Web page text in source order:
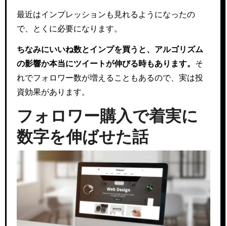
最近はインプレッションも見れるようになったの
で、とくに必要になります。
ちなみにいいね数とインプを買うと、アルゴリズム
の影響か本当にツイートが伸びる時もあります。 そ
れでフォロワー数が増えることもあるので、実は投
資効果があります。
フォロワー購入で着実に
数字を伸ばせた話